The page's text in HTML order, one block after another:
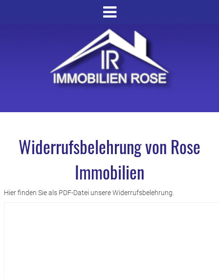
Widerrufsbelehrung von Rose
Immobilien
Hier finden Sie als PDF-Datei unsere Widerrufsbelehrung.